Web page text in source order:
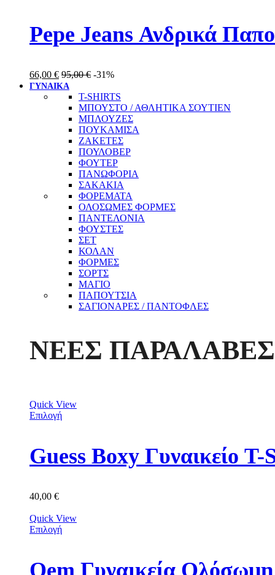
Pepe Jeans Ανδρικά
66,00 € 95,00€ -31%
ΓΥΝΑΙΚΑ
T-SHIRTS
ΜΠΟΥΣΤΟ / ΑΘΛΗΤΙΚΑ ΣΟΥΤΙΕΝ
ΜΠΛΟΥΖΕΣ
ΠΟΥΚΑΜΙΣΑ
ΖΑΚΕΤΕΣ
ΠΟΥΛΟΒΕΡ
ΦΟΥΤΕΡ
ΠΑΝΩΦΟΡΙΑ
ΣΑΚΑΚΙΑ
ΦΟΡΕΜΑΤΑ
ΟΛΟΣΩΜΕΣ ΦΟΡΜΕΣ
ΠΑΝΤΕΛΟΝΙΑ
ΦΟΥΣΤΕΣ
ΣΕΤ
ΚΟΛΑΝ
ΦΟΡΜΕΣ
ΣΟΡΤΣ
ΜΑΓΙΟ
ΠΑΠΟΥΤΣΙΑ
ΣΑΓΙΟΝΑΡΕΣ / ΠΑΝΤΟΦΛΕΣ
ΝΕΕΣ ΠΑΡΑΛΑΒΕΣ
Quick View
Επιλογή
Guess Boxy Γυναικείο
40,00 €
Quick View
Επιλογή